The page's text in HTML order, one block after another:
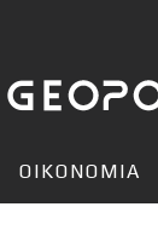
ΟΙΚΟΝΟΜΙΑ